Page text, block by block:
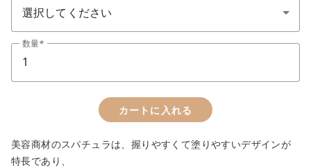
数量
カートに入れる
カートに追加しました。
美容商材のスパチュラは、握りやすくて塗りやすいデザインが
特長であり、